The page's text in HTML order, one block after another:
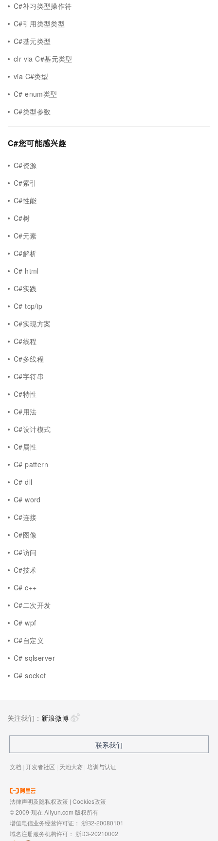
C#补习类型操作符
C#引用类型类型
C#基元类型
clr via C#基元类型
via C#类型
C# enum类型
C#类型参数
C#您可能感兴趣
C#资源
C#索引
C#性能
C#树
C#元素
C#解析
C# html
C#实践
C# tcp/ip
C#实现方案
C#线程
C#多线程
C#字符串
C#特性
C#用法
C#设计模式
C#属性
C# pattern
C# dll
C# word
C#连接
C#图像
C#访问
C#技术
C# c++
C#二次开发
C# wpf
C#自定义
C# sqlserver
C# socket
关注我们： 新浪微博
联系我们
文档 | 开发者社区 | 天池大赛 | 培训与认证
法律声明及隐私权政策 | Cookies政策
© 2009-现在 Aliyun.com 版权所有
增值电信业务经营许可证： 浙B2-20080101
域名注册服务机构许可： 浙D3-20210002